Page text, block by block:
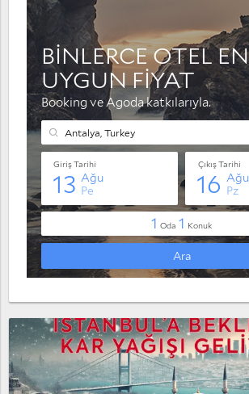
Korkuteli
Muratpaşa Serik
Yaylaalan Konyaaltı